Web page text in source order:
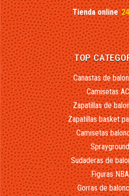
Tienda online:
TOP
Canastas de
Camisetas
Zapatillas de
Zapatillas basket
Camisetas
Sudaderas de
Figuras NBA
Gorras de